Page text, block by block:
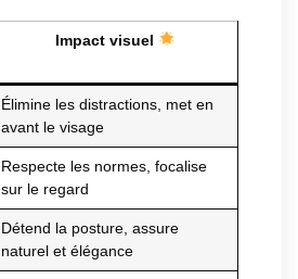
Impact visuel
Élimine les distractions, met en
avant le visage
Respecte les normes, focalise
sur le regard
Détend la posture, assure
naturel et élégance